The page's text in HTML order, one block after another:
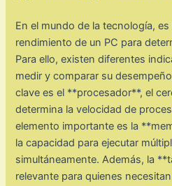
En el mundo de la tecnología,
rendimiento de un PC para
Para ello, existen diferentes
medir y comparar su
clave es el **procesador**, el
determina la velocidad de
elemento importante es la
la capacidad para ejecutar
simultáneamente. Además, la
relevante para quienes